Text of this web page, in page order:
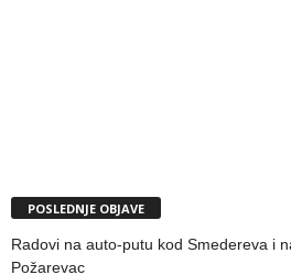
POSLEDNJE OBJAVE
Radovi na auto-putu kod Smedereva i
Požarevac